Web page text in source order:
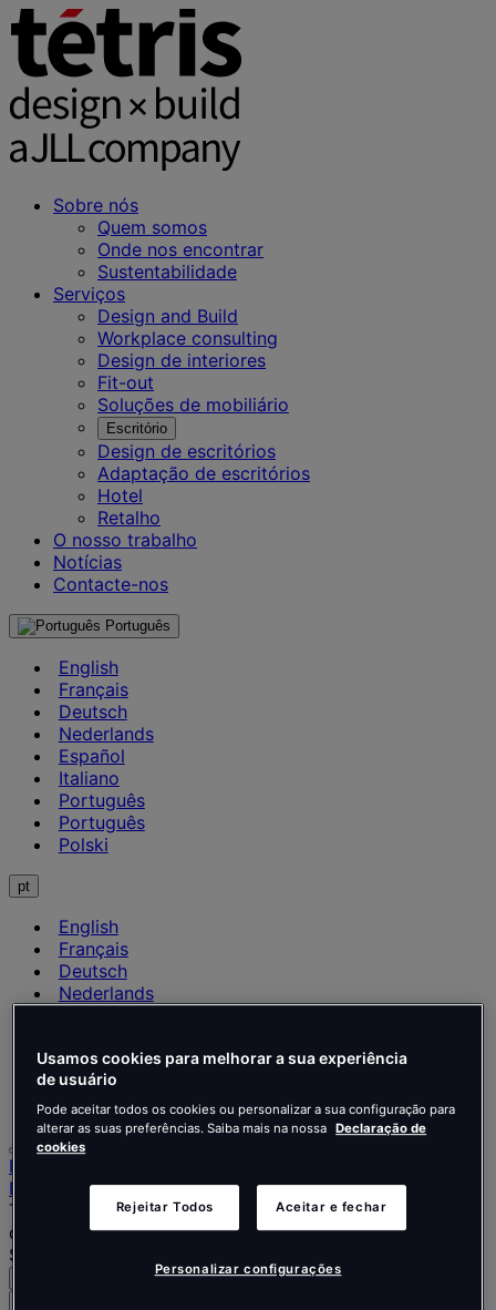
Sobre nós
Quem somos
Onde nos encontrar
Sustentabilidade
Serviços
Design and Build
Workplace consulting
Design de interiores
Fit-out
Soluções de mobiliário
Escritório
Design de escritórios
Adaptação de escritórios
Hotel
Retalho
O nosso trabalho
Notícias
Contacte-nos
Português
English
Français
Deutsch
Nederlands
Español
Italiano
Português
Português
Polski
pt
English
Français
Deutsch
Nederlands
Português
Português
Polski
Início
Notícias
Tétris destaca-se no segmento educativo com projeto
de grande escala para ampliação da PaRK IS Alfragide
School
Usamos cookies para melhorar a sua experiência
de usuário
Pode aceitar todos os cookies ou personalizar a sua configuração para
alterar as suas preferências. Saiba mais na nossa Declaração de
cookies
Rejeitar Todos Aceitar e fechar
Personalizar configurações